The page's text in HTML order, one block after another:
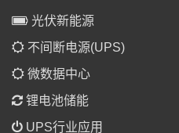
光伏新能源
不间断电源(UPS)
微数据中心
锂电池储能
UPS行业应用